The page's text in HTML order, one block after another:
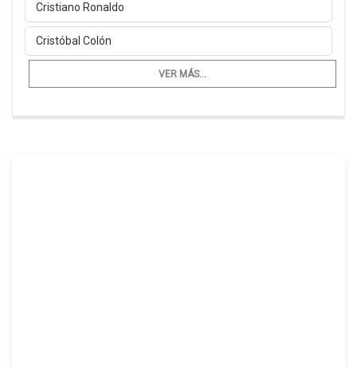
Cristiano Ronaldo
Cristóbal Colón
VER MÁS...